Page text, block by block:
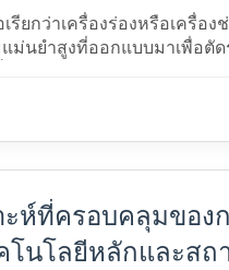
เรียกว่าเครื่องร่องหรือเครื่อ
ม่นยำสูงที่ออกแบบมาเพื่อตัด
ะห์ที่ครอบคลุมของ
โนโลยีหลักและส